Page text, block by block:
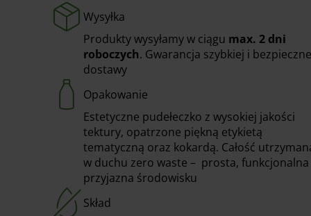
Wysyłka
Produkty wysyłamy w ciągu max. 2 dni
roboczych. Gwarancja szybkiej i
dostawy
Opakowanie
Estetyczne pudełeczko z wysokiej jakości
tektury, opatrzone piękną etykietą
tematyczną oraz kokardą. Całość
w duchu zero waste – prosta,
przyjazna środowisku
Skład